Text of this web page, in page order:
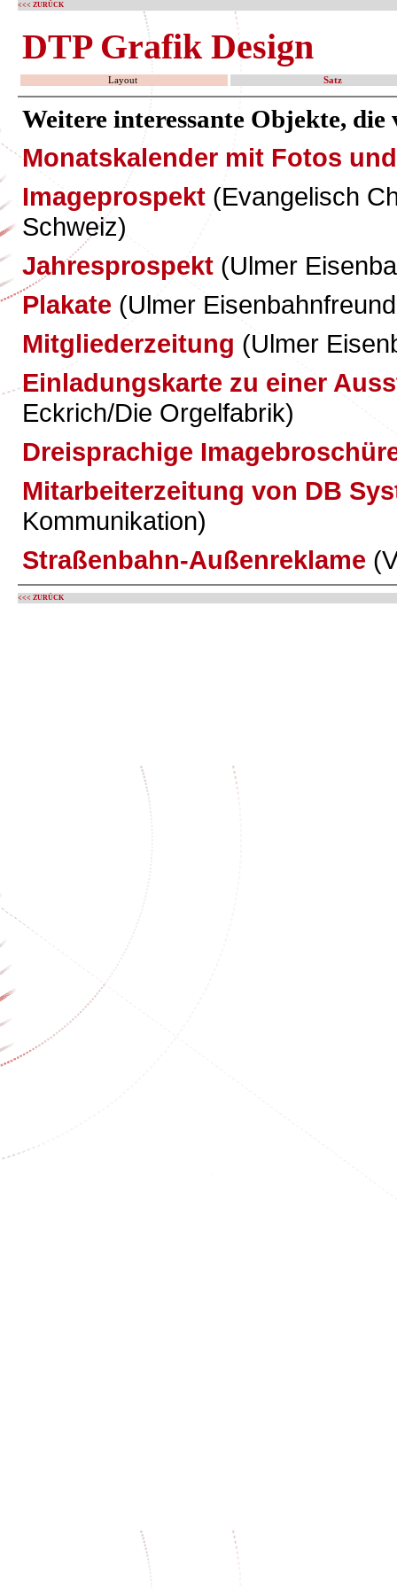
<<< ZURÜCK
DTP Grafik Design
Layout Satz
Weitere interessante Objekte,
Monatskalender mit Fotos
Imageprospekt (Evangelisch
Schweiz)
Jahresprospekt (Ulmer
Plakate (Ulmer
Mitgliederzeitung (Ulmer
Einladungskarte zu einer
Eckrich/Die Orgelfabrik)
Dreisprachige
Mitarbeiterzeitung von DB
Kommunikation)
Straßenbahn-Außenreklame
<<< ZURÜCK